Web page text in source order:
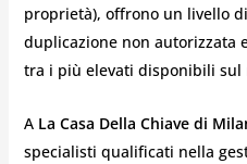
proprietà), offrono un livello
duplicazione non autorizzata
tra i più elevati disponibili sul
A La Casa Della Chiave di
specialisti qualificati nella